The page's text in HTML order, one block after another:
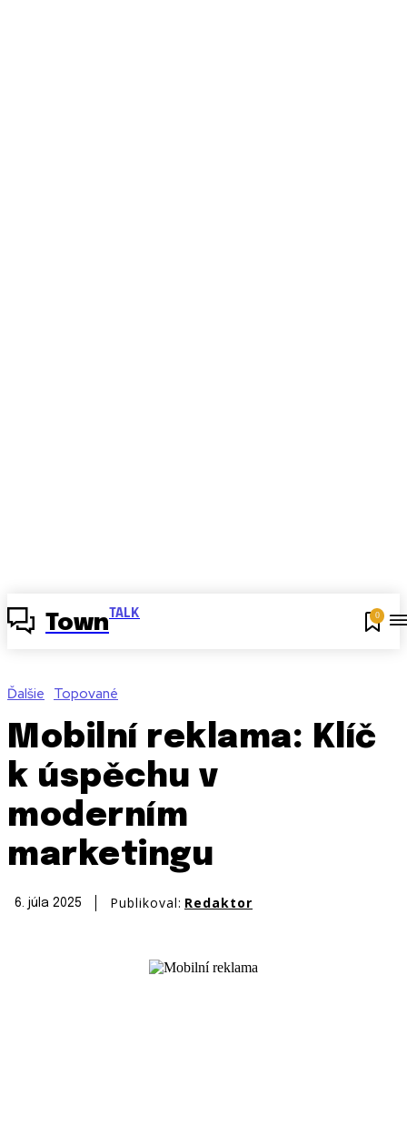
Town TALK 0
Ďalšie Topované
Mobilní reklama: Klíč
k úspěchu v
moderním
marketingu
6. júla 2025 Publikoval: Redaktor